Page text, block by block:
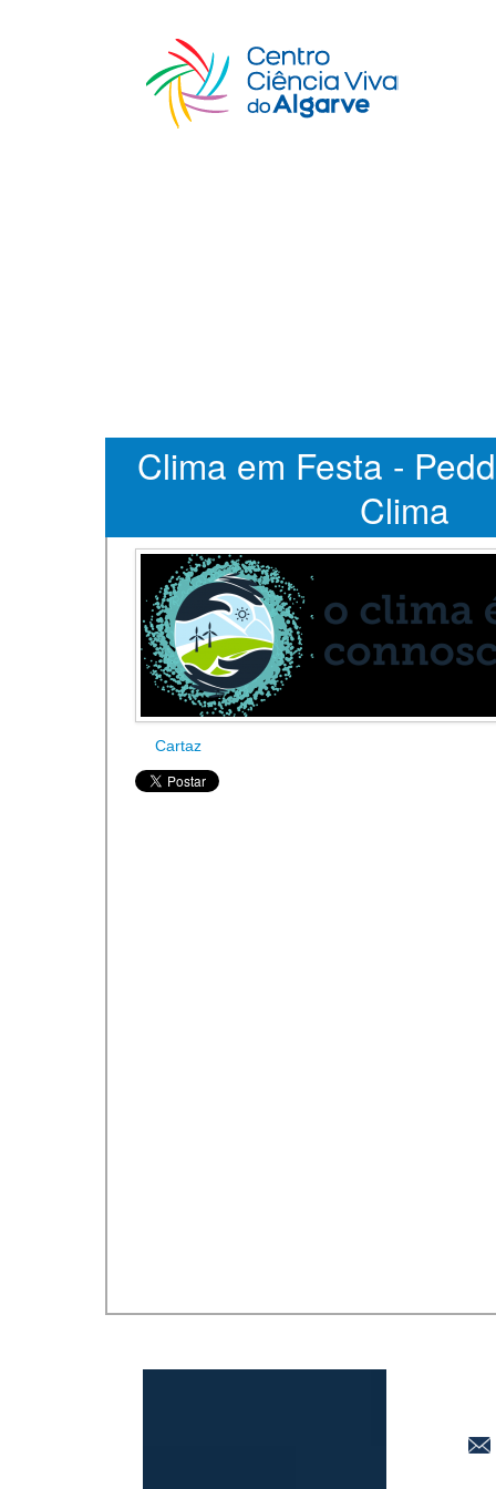
Clima em Festa -
Clima
Cartaz